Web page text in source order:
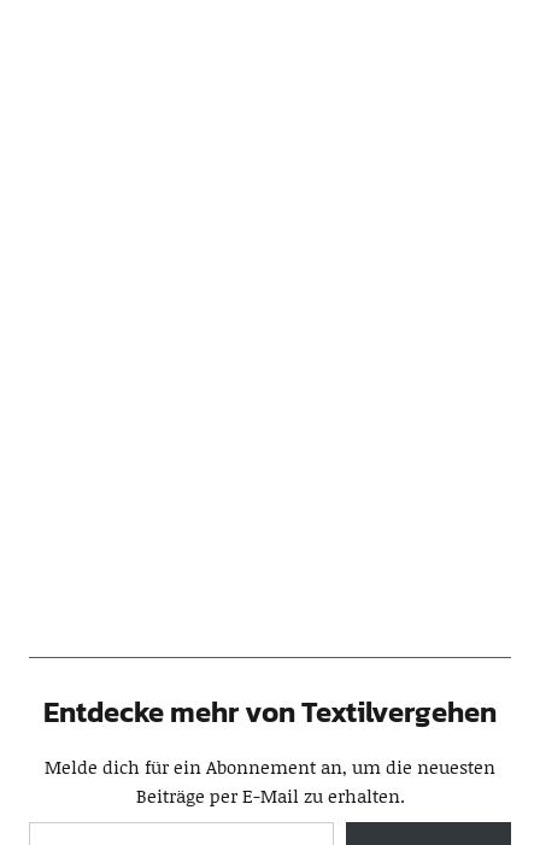
Entdecke mehr von Textilvergehen
Melde dich für ein Abonnement an, um die neuesten
Beiträge per E-Mail zu erhalten.